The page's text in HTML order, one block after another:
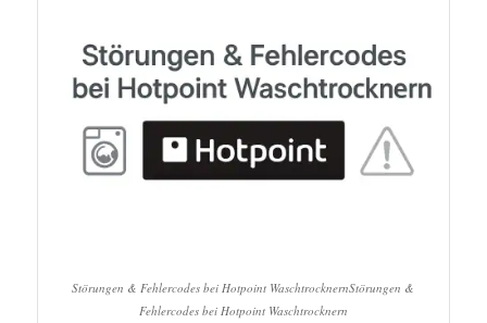
Störungen & Fehlercodes bei Hotpoint WaschtrocknernStörungen &
Fehlercodes bei Hotpoint Waschtrocknern